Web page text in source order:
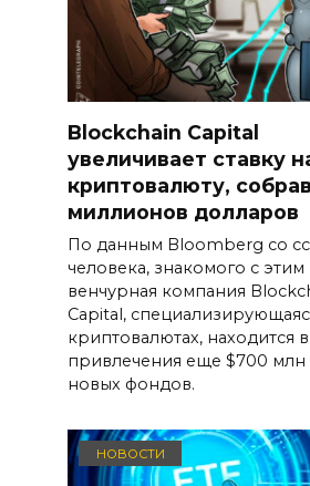
Blockchain Capital
увеличивает ставку
криптовалюту,
миллионов долларов
По данным Bloomberg со
человека, знакомого с
венчурная компания
Capital,
криптовалютах, находится
привлечения еще $700 млн
новых фондов.
НОВОСТИ